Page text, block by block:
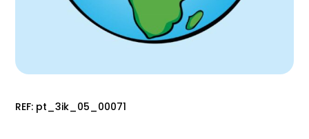
REF: pt_3ik_05_00071